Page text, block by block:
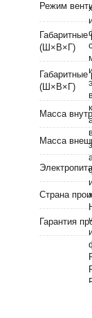
Режим
Габаритные
(Ш×В×Г)
(Ш×В×Г)
Масса
Масса
Страна
Гарантия